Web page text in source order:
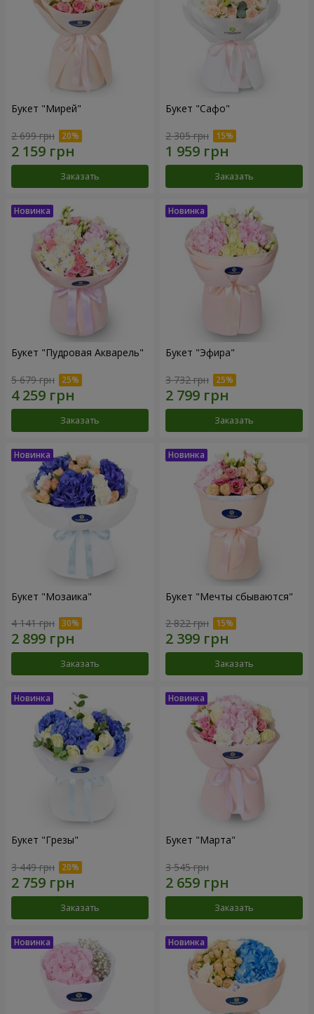
Букет "Мирей"
2 699 грн
Заказать
Букет "Сафо"
2 305 грн
Заказать
Букет "Пудровая Акварель"
5 679 грн
Заказать
Букет "Эфира"
3 732 грн
Заказать
Букет "Мозаика"
4 141 грн
Заказать
Букет "Мечты сбываются"
2 822 грн
Заказать
Букет "Грезы"
3 449 грн
Заказать
Букет "Марта"
3 545 грн
Заказать